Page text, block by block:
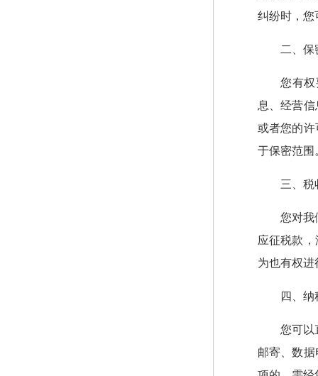
纠纷时，您
二、保
您有
息、经营
或者您的
于保密范围
三、税
您对我
应征税款
为也有权进
四、
您可以
邮寄、数